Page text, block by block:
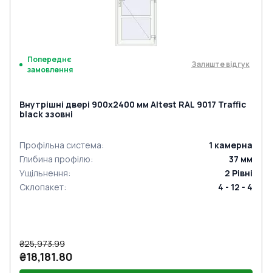
Попереднє
замовлення
Залиште відгук
Внутрішні двері 900x2400 мм Altest RAL 9017 Traffic
black ззовні
Профільна система: 1 камерна
Глибина профілю: 37 мм
Ущільнення: 2 Рівні
Склопакет: 4 - 12 - 4
₴25,973.99
₴18,181.80